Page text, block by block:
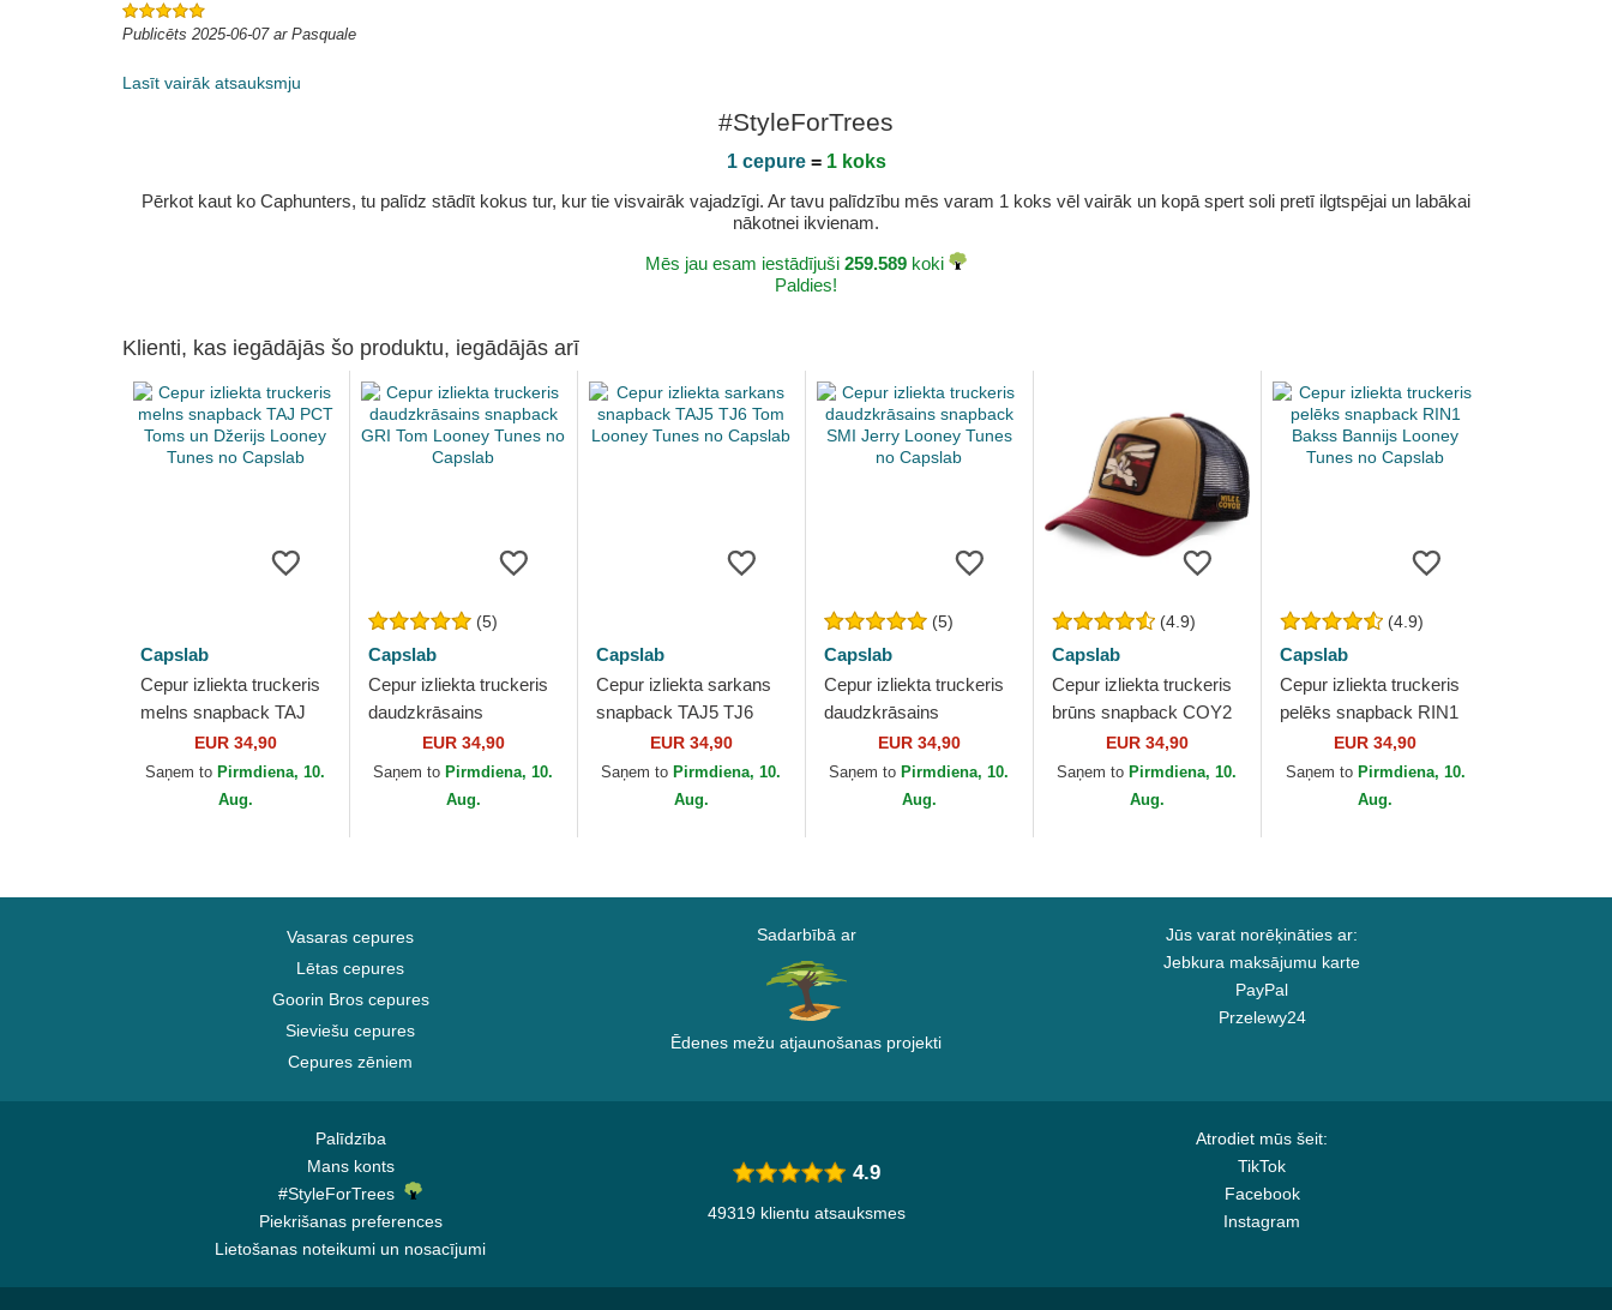
Publicēts 2025-06-07 ar Pasquale
Lasīt vairāk atsauksmju
#StyleForTrees
1 cepure= 1 koks
Pērkot kaut ko Caphunters, tu palīdz stādīt kokus tur, kur tie visvairāk vajadzīgi. Ar tavu palīdzību mēs varam 1 koks vēl vairāk un kopā spert soli pretī ilgtspējai un labākai
nākotnei ikvienam.
Mēs jau esam iestādījuši 259.589 koki
Paldies!
Klienti, kas iegādājās šo produktu, iegādājās arī
Capslab
Cepur izliekta truckeris
melns snapback TAJ
PCT Toms un Džerijs
Looney Tunes no
EUR 34,90
Saņem to Pirmdiena, 10.
Aug.
(5)
Capslab
Cepur izliekta truckeris
daudzkrāsains
snapback GRI Tom
Looney Tunes no
EUR 34,90
Saņem to Pirmdiena, 10.
Aug.
Capslab
Cepur izliekta sarkans
snapback TAJ5 TJ6
Tom Looney Tunes no
Capslab
EUR 34,90
Saņem to Pirmdiena, 10.
Aug.
(5)
Capslab
Cepur izliekta truckeris
daudzkrāsains
snapback SMI Jerry
Looney Tunes no
EUR 34,90
Saņem to Pirmdiena, 10.
Aug.
(4.9)
Capslab
Cepur izliekta truckeris
brūns snapback COY2
Koijots Looney Tunes
no Capslab
EUR 34,90
Saņem to Pirmdiena, 10.
Aug.
(4.9)
Capslab
Cepur izliekta truckeris
pelēks snapback RIN1
Bakss Bannijs Looney
Tunes no Capslab
EUR 34,90
Saņem to Pirmdiena, 10.
Aug.
Vasaras cepures
Lētas cepures
Goorin Bros cepures
Sieviešu cepures
Cepures zēniem
Sadarbībā ar
Ēdenes mežu atjaunošanas projekti
Jūs varat norēķināties ar:
Jebkura maksājumu karte
PayPal
Przelewy24
Palīdzība
Mans konts
#StyleForTrees
Piekrišanas preferences
Lietošanas noteikumi un nosacījumi
Atrodiet mūs šeit:
TikTok
Facebook
Instagram
4.9
49319 klientu atsauksmes